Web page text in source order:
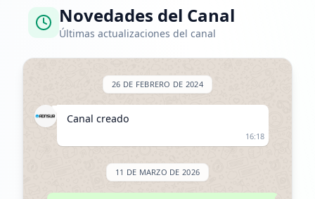
Novedades del Canal
Últimas actualizaciones del canal
26 DE FEBRERO DE 2024
Canal creado
16:18
11 DE MARZO DE 2026